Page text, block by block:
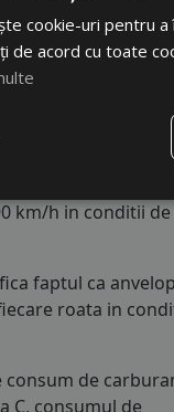
autoturisme
de vara si a celor
Cu toate
cate un set
km/h in conditii de
faptul ca
roata in
consum de
C, consumul de
cookie-uri pentru
de acord cu toate